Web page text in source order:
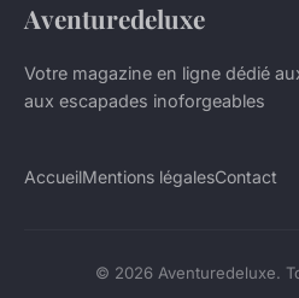
Aventuredeluxe
Votre magazine en ligne dédié
aux escapades inoforgeables
AccueilMentions légalesContact
© 2026 Aventuredeluxe.